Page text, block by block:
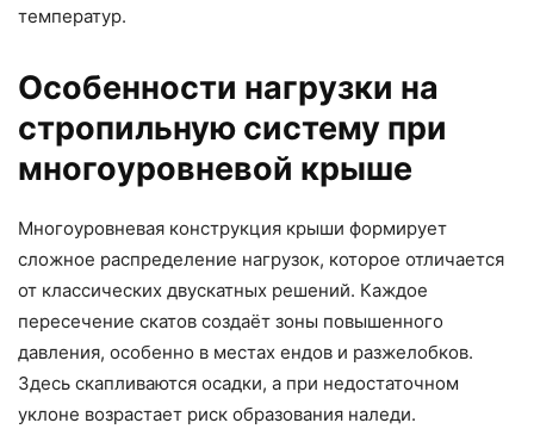
температур.
Особенности нагрузки на
стропильную систему при
многоуровневой крыше
Многоуровневая конструкция крыши формирует
сложное распределение нагрузок, которое отличается
от классических двускатных решений. Каждое
пересечение скатов создаёт зоны повышенного
давления, особенно в местах ендов и разжелобков.
Здесь скапливаются осадки, а при недостаточном
уклоне возрастает риск образования наледи.